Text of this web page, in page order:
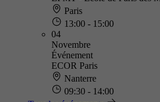
Paris
13:00 - 15:00
04
Novembre
Événement
ECOR Paris
Nanterre
09:30 - 14:00